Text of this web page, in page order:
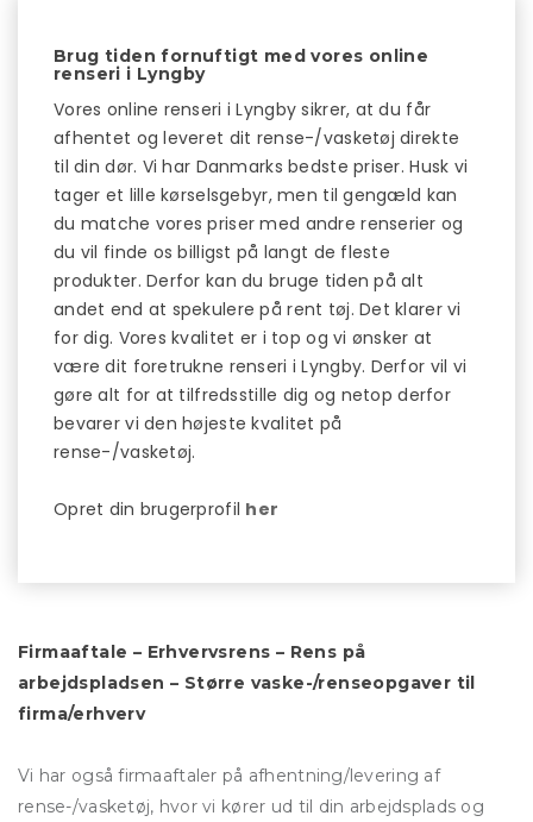
Brug tiden fornuftigt med vores online
renseri i Lyngby
Vores online renseri i Lyngby sikrer, at du får
afhentet og leveret dit rense-/vasketøj direkte
til din dør. Vi har Danmarks bedste priser. Husk vi
tager et lille kørselsgebyr, men til gengæld kan
du matche vores priser med andre renserier og
du vil finde os billigst på langt de fleste
produkter. Derfor kan du bruge tiden på alt
andet end at spekulere på rent tøj. Det klarer vi
for dig. Vores kvalitet er i top og vi ønsker at
være dit foretrukne renseri i Lyngby. Derfor vil vi
gøre alt for at tilfredsstille dig og netop derfor
bevarer vi den højeste kvalitet på
rense-/vasketøj.
Opret din brugerprofil her
Firmaaftale – Erhvervsrens – Rens på
arbejdspladsen – Større vaske-/renseopgaver til
firma/erhverv
Vi har også firmaaftaler på afhentning/levering af
rense-/vasketøj, hvor vi kører ud til din arbejdsplads og